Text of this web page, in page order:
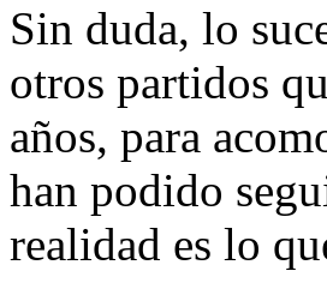
Sin duda, lo
otros partidos
años, para
han podido
realidad es lo